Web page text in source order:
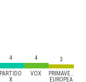
PARTIDO
X
VOX
PRIMAVERA
EUROPEA
4
4 3